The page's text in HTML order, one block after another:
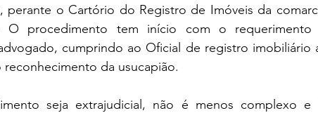
perante o Cartório do Registro de Imóveis da
O procedimento tem início com o requerimento
cumprindo ao Oficial de registro imobiliário
da usucapião.
seja extrajudicial, não é menos complexo e